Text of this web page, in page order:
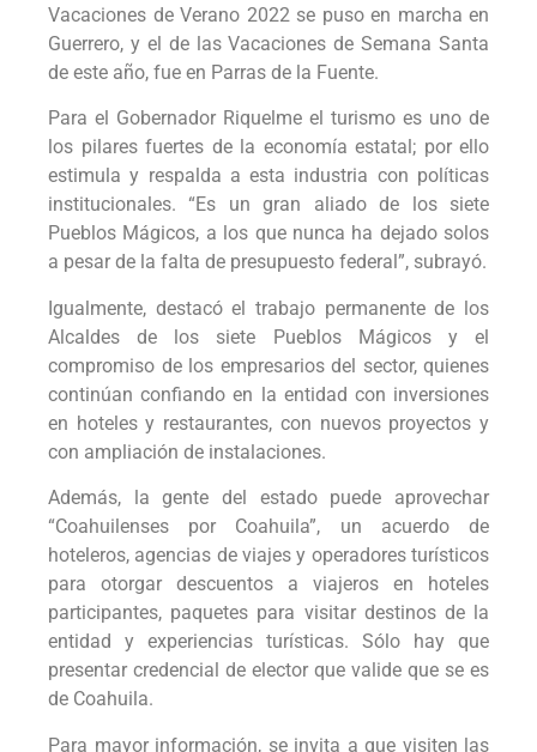
Vacaciones de Verano 2022 se puso en marcha en
Guerrero, y el de las Vacaciones de Semana Santa
de este año, fue en Parras de la Fuente.
Para el Gobernador Riquelme el turismo es uno de
los pilares fuertes de la economía estatal; por ello
estimula y respalda a esta industria con políticas
institucionales. “Es un gran aliado de los siete
Pueblos Mágicos, a los que nunca ha dejado solos
a pesar de la falta de presupuesto federal”, subrayó.
Igualmente, destacó el trabajo permanente de los
Alcaldes de los siete Pueblos Mágicos y el
compromiso de los empresarios del sector, quienes
continúan confiando en la entidad con inversiones
en hoteles y restaurantes, con nuevos proyectos y
con ampliación de instalaciones.
Además, la gente del estado puede aprovechar
“Coahuilenses por Coahuila”, un acuerdo de
hoteleros, agencias de viajes y operadores turísticos
para otorgar descuentos a viajeros en hoteles
participantes, paquetes para visitar destinos de la
entidad y experiencias turísticas. Sólo hay que
presentar credencial de elector que valide que se es
de Coahuila.
Para mayor información, se invita a que visiten las